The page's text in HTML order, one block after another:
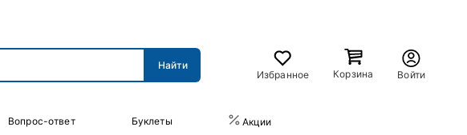
Избранное
Корзина Войти
Вопрос-ответ Буклеты Акции